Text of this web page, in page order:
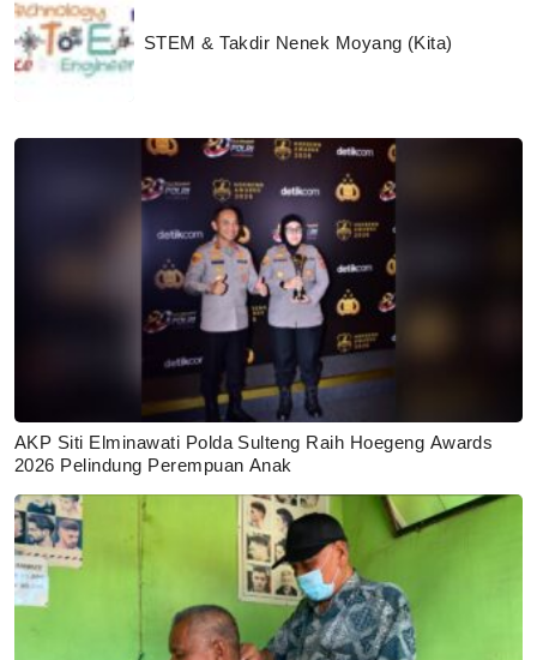
STEM & Takdir Nenek Moyang (Kita)
AKP Siti Elminawati Polda Sulteng Raih Hoegeng Awards
2026 Pelindung Perempuan Anak